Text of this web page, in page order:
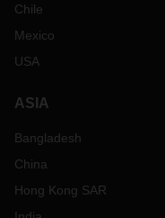
Chile
Mexico
USA
ASIA
Bangladesh
China
Hong Kong SAR